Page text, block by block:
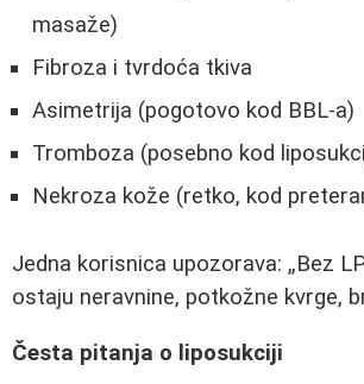
masaže)
Fibroza i tvrdoća tkiva
Asimetrija (pogotovo kod BBL-a)
Tromboza (posebno kod
Nekroza kože (retko, kod
Jedna korisnica upozorava:
Bez
ostaju neravnine, potkožne kvrge,
Česta pitanja o liposukciji